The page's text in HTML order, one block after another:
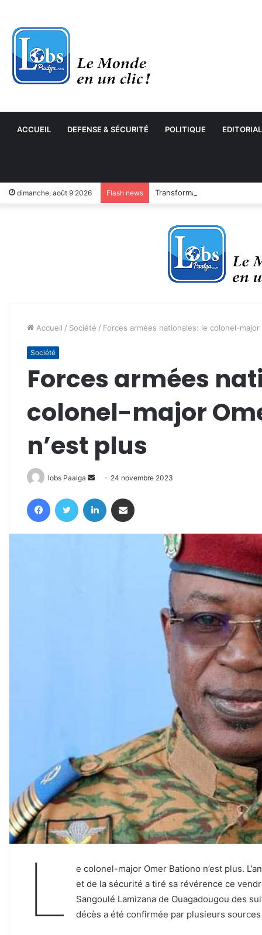
ACCUEIL DEFENSE & SÉCURITÉ POLITIQUE EDITORIAL
dimanche, août 9 2026 Flash news Transformation numérique :
Accueil / Société / Forces armées nationales: le colonel-major
Société
Forces armées
colonel-major
n’est plus
lobs Paalga
Envoyer
courriel
24 novembre 2023
FacebookTwitter Linkedin
L
e colonel-major Omer Bationo n’est plus.
et de la sécurité a tiré sa révérence ce
Sangoulé Lamizana de Ouagadougou des
décès a été confirmée par plusieurs